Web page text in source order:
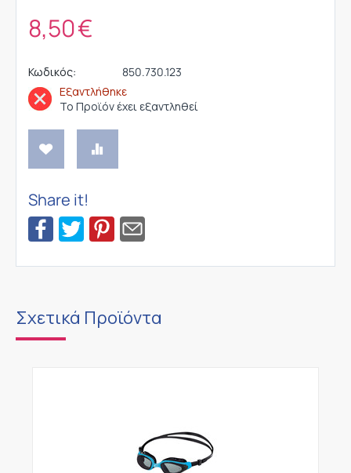
8,50€
Κωδικός:
850.730.123
Εξαντλήθηκε
Το Προϊόν έχει εξαντληθεί
Share it!
Σχετικά Προϊόντα